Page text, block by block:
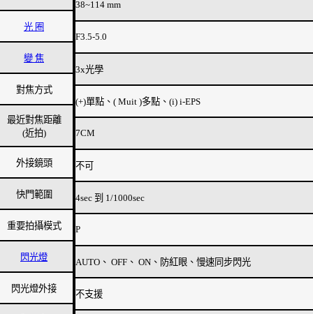
光 圈
變 焦
對焦方式
最近對焦距離
(近拍)
外接鏡頭
快門範圍
重要拍攝模式
閃光燈
閃光燈外接
38~114 mm
F3.5-5.0
3x光學
(+)單點、( Muit )多點、(i) i-EPS
7CM
不可
4sec 到 1/1000sec
P
AUTO、 OFF、 ON、防紅眼、慢速同步閃光
不支援